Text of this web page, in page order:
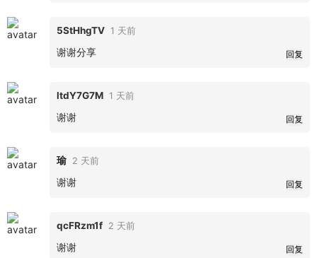
5StHhgTV 1 天前
谢谢分享 回复
ltdY7G7M 1 天前
谢谢 回复
瑜 2 天前
谢谢 回复
qcFRzm1f 2 天前
谢谢 回复